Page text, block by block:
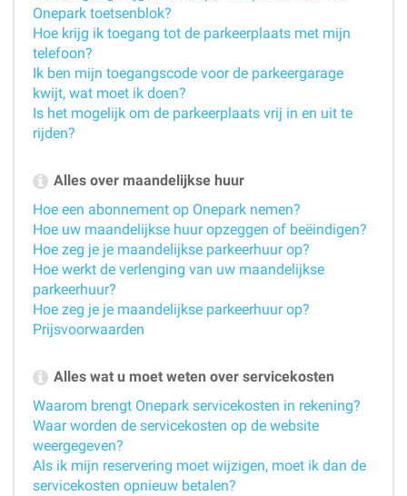
Onepark toetsenblok?
Hoe krijg ik toegang tot de parkeerplaats met mijn
telefoon?
Ik ben mijn toegangscode voor de parkeergarage
kwijt, wat moet ik doen?
Is het mogelijk om de parkeerplaats vrij in en uit te
rijden?
Alles over maandelijkse huur
Hoe een abonnement op Onepark nemen?
Hoe uw maandelijkse huur opzeggen of beëindigen?
Hoe zeg je je maandelijkse parkeerhuur op?
Hoe werkt de verlenging van uw maandelijkse
parkeerhuur?
Hoe zeg je je maandelijkse parkeerhuur op?
Prijsvoorwaarden
Alles wat u moet weten over servicekosten
Waarom brengt Onepark servicekosten in rekening?
Waar worden de servicekosten op de website
weergegeven?
Als ik mijn reservering moet wijzigen, moet ik dan de
servicekosten opnieuw betalen?